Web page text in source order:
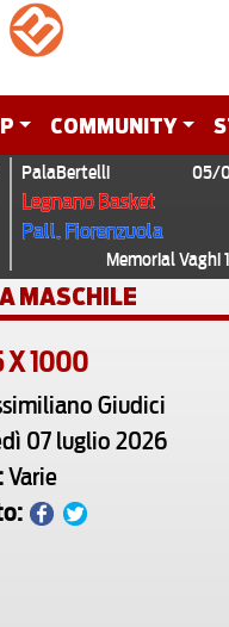
COMMUNITY
PalaBertelli 05/
Legnano Basket
Pall. Fiorenzuola
Memorial Vaghi 1
MASCHILE
X 1000
Giudici
07 luglio 2026
Varie